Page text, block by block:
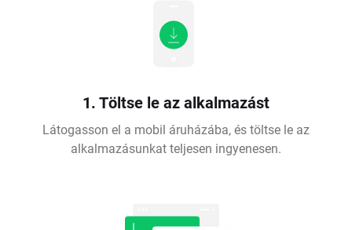
1. Töltse le az alkalmazást
Látogasson el a mobil áruházába, és töltse le az
alkalmazásunkat teljesen ingyenesen.